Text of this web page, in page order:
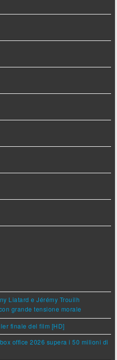
Liatard e Jérémy Trouilh
grande tensione morale
finale del film [HD]
office 2026 supera i 50 milioni di